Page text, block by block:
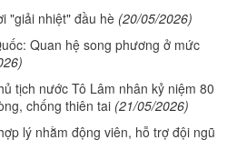
"giải nhiệt" đầu hè (20/05/2026)
Quan hệ song phương ở mức
tịch nước Tô Lâm nhân kỷ niệm 80
chống thiên tai (21/05/2026)
lý nhằm động viên, hỗ trợ đội ngũ